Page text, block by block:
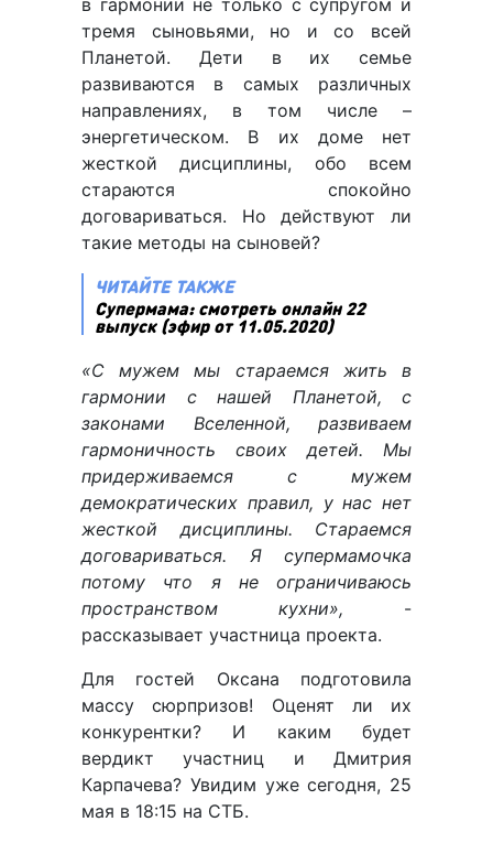
в гармонии не только с супругом и
тремя сыновьями, но и со всей
Планетой. Дети в их семье
развиваются в самых различных
направлениях, в том числе –
энергетическом. В их доме нет
жесткой дисциплины, обо всем
стараются спокойно
договариваться. Но действуют ли
такие методы на сыновей?
ЧИТАЙТЕ ТАКЖЕ
Супермама: смотреть онлайн 22
выпуск (эфир от 11.05.2020)
«С мужем мы стараемся жить в
гармонии с нашей Планетой, с
законами Вселенной, развиваем
гармоничность своих детей. Мы
придерживаемся с мужем
демократических правил, у нас нет
жесткой дисциплины. Стараемся
договариваться. Я супермамочка
потому что я не ограничиваюсь
пространством кухни», -
рассказывает участница проекта.
Для гостей Оксана подготовила
массу сюрпризов! Оценят ли их
конкурентки? И каким будет
вердикт участниц и Дмитрия
Карпачева? Увидим уже сегодня, 25
мая в 18:15 на СТБ.